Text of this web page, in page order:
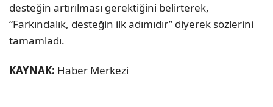
desteğin artırılması gerektiğini belirterek,
“Farkındalık, desteğin ilk adımıdır” diyerek sözlerini
tamamladı.
KAYNAK: Haber Merkezi